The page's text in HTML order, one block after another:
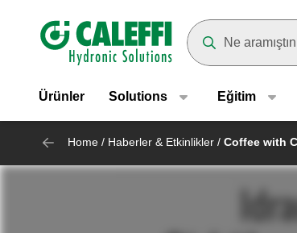
Header main navigation
Ürünler Solutions Eğitim
Home / Haberler & Etkinlikler / Coffee with